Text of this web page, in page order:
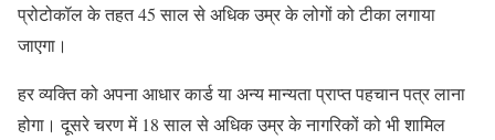
प्रोटोकॉल के तहत 45 साल से अधिक उम्र के लोगों को टीका लगाया
जाएगा।
हर व्यक्ति को अपना आधार कार्ड या अन्य मान्यता प्राप्त पहचान पत्र लाना
होगा। दूसरे चरण में 18 साल से अधिक उम्र के नागरिकों को भी शामिल